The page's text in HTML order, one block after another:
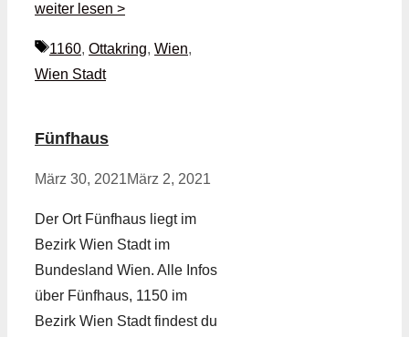
weiter lesen >
Schlagwörter
1160, Ottakring, Wien,
Wien Stadt
Fünfhaus
März 30, 2021März 2, 2021
Der Ort Fünfhaus liegt im
Bezirk Wien Stadt im
Bundesland Wien. Alle Infos
über Fünfhaus, 1150 im
Bezirk Wien Stadt findest du